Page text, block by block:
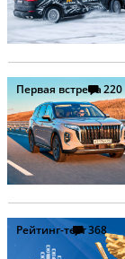
Первая встреча220
Рейтинг-тест368